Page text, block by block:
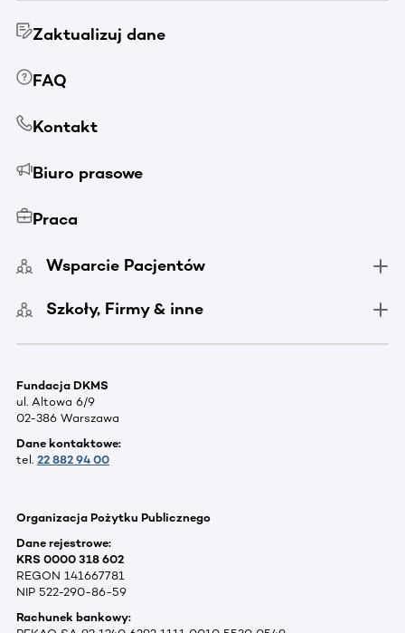
Zaktualizuj dane
FAQ
Kontakt
Biuro prasowe
Praca
Wsparcie Pacjentów
Szkoły, Firmy & inne
Fundacja DKMS
ul. Altowa 6/9
02-386 Warszawa
Dane kontaktowe:
tel. 22 882 94 00
Organizacja Pożytku Publicznego
Dane rejestrowe:
KRS 0000 318 602
REGON 141667781
NIP 522-290-86-59
Rachunek bankowy: